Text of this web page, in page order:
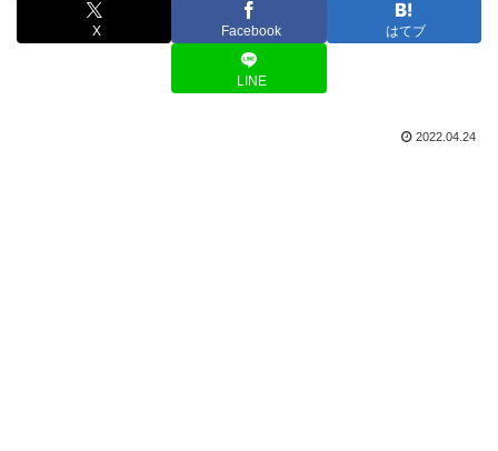
X Facebook はてブ
LINE
2022.04.24